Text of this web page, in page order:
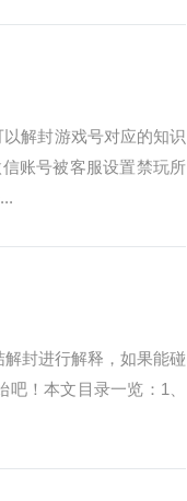
解封游戏号对应的知识
账号被客服设置禁玩所
封进行解释，如果能碰
！本文目录一览：1、